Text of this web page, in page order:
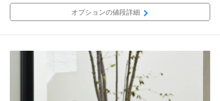
オプションの値段詳細